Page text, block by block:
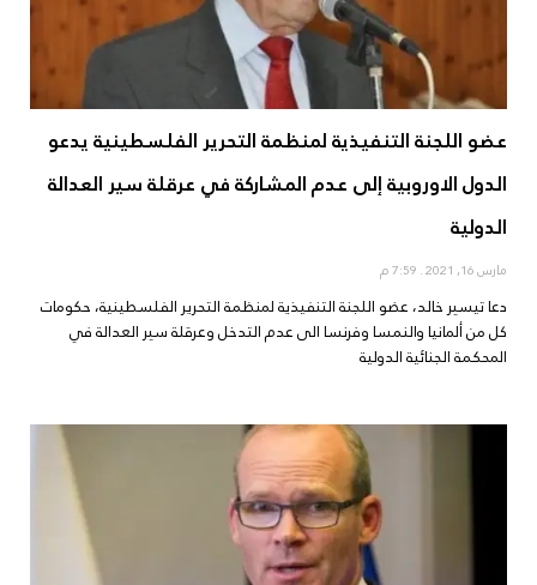
عضو اللجنة التنفيذية لمنظمة التحرير الفلسطينية يدعو
الدول الاوروبية إلى عدم المشاركة في عرقلة سير العدالة
الدولية
مارس 16, 2021
دعا تيسير خالد، عضو اللجنة التنفيذية لمنظمة التحرير الفلسطينية، حكومات
كل من ألمانيا والنمسا وفرنسا الى عدم التدخل وعرقلة سير العدالة في
المحكمة الجنائية الدولية